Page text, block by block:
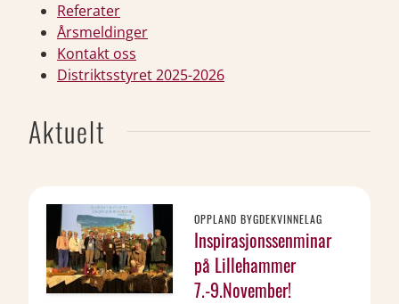
Referater
Årsmeldinger
Kontakt oss
Distriktsstyret 2025-2026
Aktuelt
OPPLAND BYGDEKVINNELAG
Inspirasjonssenminar
på Lillehammer
7.-9.November!